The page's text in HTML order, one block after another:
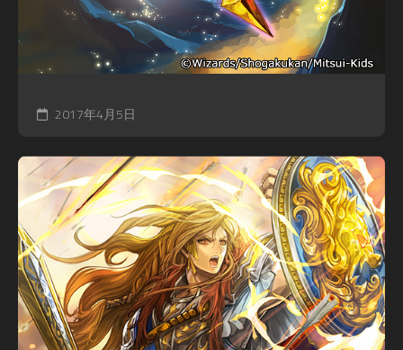
2017年4月5日